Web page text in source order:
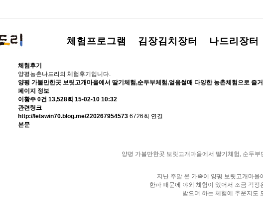
체험프로그램 김장김치장터 나드리장터
체험후기
양평농촌나드리의 체험후기입니다.
양평 가볼만한곳 보릿고개마을에서 딸기체험,순두부체험,얼음썰매 다양한 농촌체험으로 즐
페이지 정보
이황주 0건 13,528회 15-02-10 10:32
관련링크
http://letswin70.blog.me/220267954573 6726회 연결
본문
양평 가볼만한곳 보릿고개마을에서 딸기체험, 순두
지난 주말 온 가족이 양평 보릿고개마
한파 때문에 야외 체험이 있어서 조금 걱
받으며 하는 체험에 추운지도